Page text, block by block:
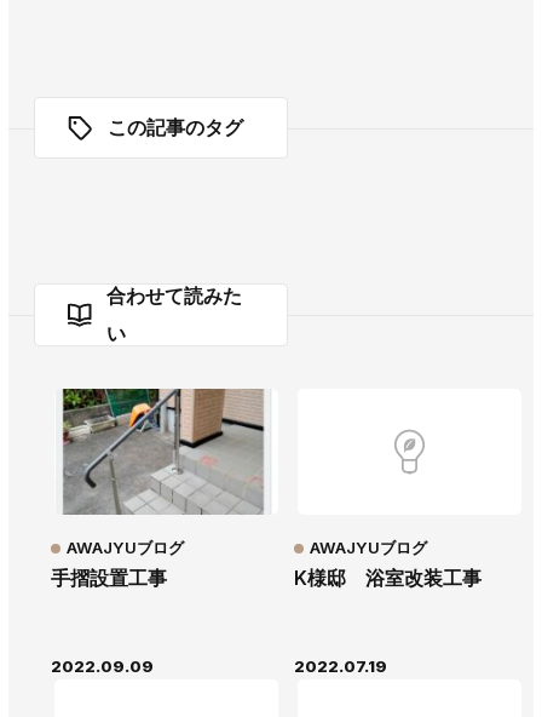
この記事のタグ
合わせて読みた
い
手摺設置工事
AWAJYUブログ
2022.09.09
K様邸 浴室改装工事
AWAJYUブログ
2022.07.19